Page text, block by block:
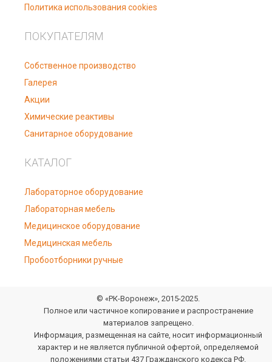
Политика использования cookies
ПОКУПАТЕЛЯМ
Собственное производство
Галерея
Акции
Химические реактивы
Санитарное оборудование
КАТАЛОГ
Лабораторное оборудование
Лабораторная мебель
Медицинское оборудование
Медицинская мебель
Пробоотборники ручные
© «РК-Воронеж», 2015-2025.
Полное или частичное копирование и распространение
материалов запрещено.
Информация, размещенная на сайте, носит информационный
характер и не является публичной офертой, определяемой
положениями статьи 437 Гражданского кодекса РФ.